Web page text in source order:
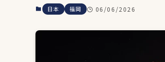
日本 福岡 06/06/2026